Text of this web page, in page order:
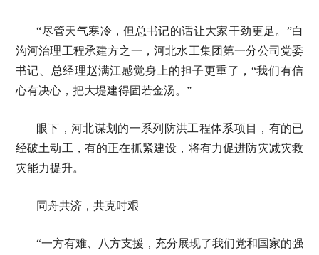
“尽管天气寒冷，但总书记的话让大家干劲更足。”白
沟河治理工程承建方之一，河北水工集团第一分公司党委
书记、总经理赵满江感觉身上的担子更重了，“我们有信
心有决心，把大堤建得固若金汤。”
眼下，河北谋划的一系列防洪工程体系项目，有的已
经破土动工，有的正在抓紧建设，将有力促进防灾减灾救
灾能力提升。
同舟共济，共克时艰
“一方有难、八方支援，充分展现了我们党和国家的强